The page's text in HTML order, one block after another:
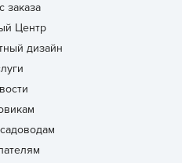
заказа
Центр
дизайн